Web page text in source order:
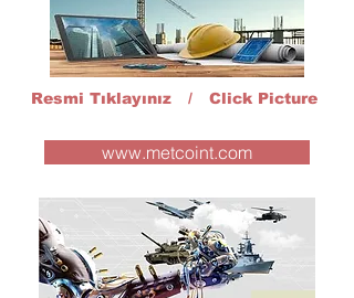
Resmi Tıklayınız / Click Picture
www.metcoint.com